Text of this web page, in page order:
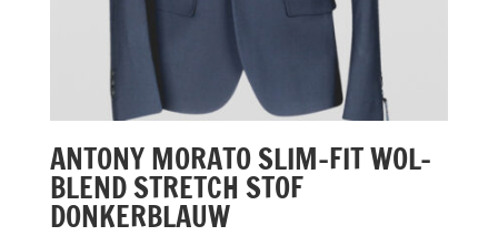
ANTONY MORATO SLIM-FIT WOL-
BLEND STRETCH STOF
DONKERBLAUW